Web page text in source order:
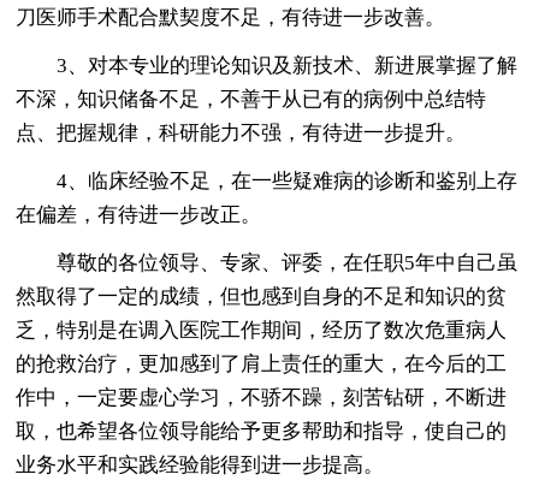
刀医师手术配合默契度不足，有待进一步改善。
3、对本专业的理论知识及新技术、新进展掌握了解
不深，知识储备不足，不善于从已有的病例中总结特
点、把握规律，科研能力不强，有待进一步提升。
4、临床经验不足，在一些疑难病的诊断和鉴别上存
在偏差，有待进一步改正。
尊敬的各位领导、专家、评委，在任职5年中自己虽
然取得了一定的成绩，但也感到自身的不足和知识的贫
乏，特别是在调入医院工作期间，经历了数次危重病人
的抢救治疗，更加感到了肩上责任的重大，在今后的工
作中，一定要虚心学习，不骄不躁，刻苦钻研，不断进
取，也希望各位领导能给予更多帮助和指导，使自己的
业务水平和实践经验能得到进一步提高。